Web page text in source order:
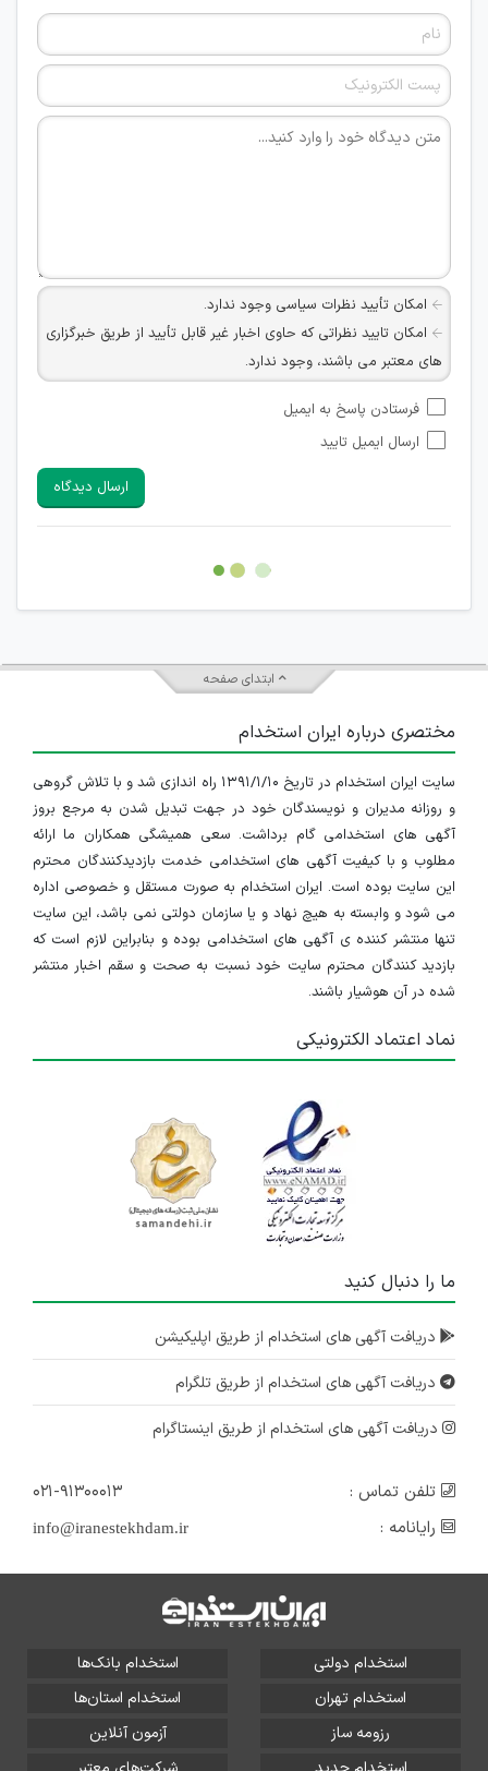
امکان تأیید نظرات سیاسی وجود ندارد.
امکان تایید نظراتی که حاوی اخبار غیر قابل تأیید از طریق خبرگزاری
های معتبر می باشند، وجود ندارد.
شبکه های مجازی ارتباطی می باشند وجود ندارد.
امکان تأیید نظرات کاربرانی که به هر طریقی قصد مأیوس کردن
هرگونه تحریک، تحقیر و کنایه به سایر افراد (مسئول و غیر مسئول)
غیر مجاز می باشد.
امکان هماهنگی برای هرگونه ملاقات حضوری چه به صورت دسته
فرستادن پاسخ به ایمیل
ارسال ایمیل تایید
ارسال دیدگاه
ابتدای صفحه
مختصری درباره ایران استخدام
سایت ایران استخدام در تاریخ ۱۳۹۱/۱/۱۰ راه اندازی شد و با تلاش گروهی
و روزانه مدیران و نویسندگان خود در جهت تبدیل شدن به مرجع بروز
آگهی های استخدامی گام برداشت. سعی همیشگی همکاران ما ارائه
مطلوب و با کیفیت آگهی های استخدامی خدمت بازدیدکنندگان محترم
این سایت بوده است. ایران استخدام به صورت مستقل و خصوصی اداره
می شود و وابسته به هیچ نهاد و یا سازمان دولتی نمی باشد، این سایت
تنها منتشر کننده ی آگهی های استخدامی بوده و بنابراین لازم است که
بازدید کنندگان محترم سایت خود نسبت به صحت و سقم اخبار منتشر
شده در آن هوشیار باشند.
نماد اعتماد الکترونیکی
ما را دنبال کنید
دریافت آگهی های استخدام از طریق اپلیکیشن
دریافت آگهی های استخدام از طریق تلگرام
دریافت آگهی های استخدام از طریق اینستاگرام
تلفن تماس :
۰۲۱-۹۱۳۰۰۰۱۳
رایانامه :
info@iranestekhdam.ir
استخدام دولتی
استخدام بانک‌ها
استخدام تهران
استخدام استان‌ها
رزومه ساز
آزمون آنلاین